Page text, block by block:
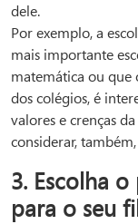
dele.
Por exemplo, a
mais importante
matemática ou que
dos colégios, é
valores e crenças
considerar,
3. Escolha
para o seu